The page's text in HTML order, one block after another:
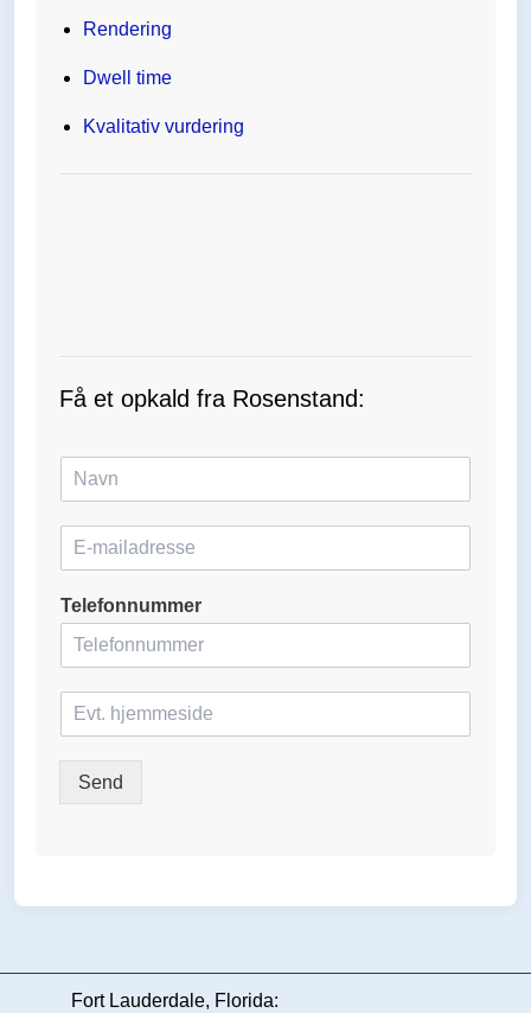
Rendering
Dwell time
Kvalitativ vurdering
Få et opkald fra Rosenstand:
a
i
Telefonnummer
Send
Fort Lauderdale, Florida: